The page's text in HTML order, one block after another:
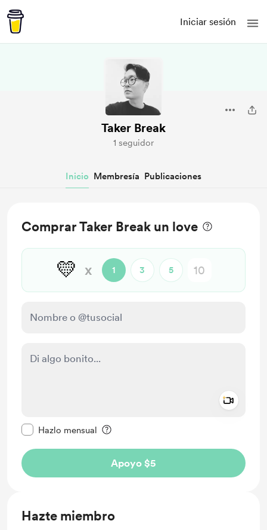
Iniciar sesión
Taker Break
1 seguidor
Inicio Membresía Publicaciones
Comprar Taker Break un love
💛 x 1 3 5
Hazlo mensual
Apoyo $5
Hazte miembro